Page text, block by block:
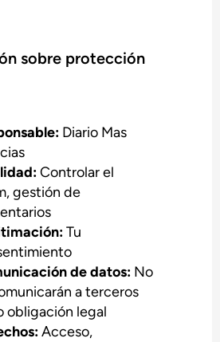
sobre protección
Diario Mas
Controlar el
gestión de
Tu
de datos:No
a terceros
obligación legal
Acceso,